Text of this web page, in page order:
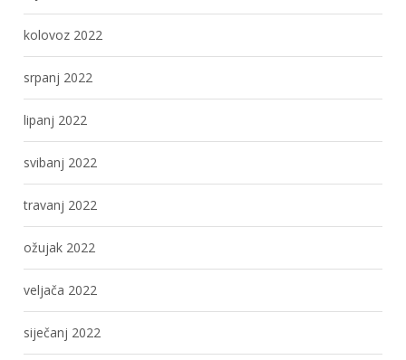
kolovoz 2022
srpanj 2022
lipanj 2022
svibanj 2022
travanj 2022
ožujak 2022
veljača 2022
siječanj 2022